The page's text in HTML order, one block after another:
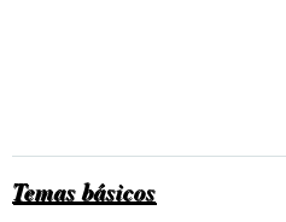
Temas básicos